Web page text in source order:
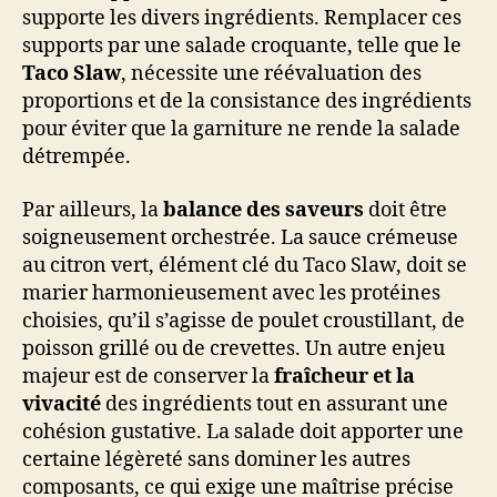
supporte les divers ingrédients. Remplacer ces
supports par une salade croquante, telle que le
Taco Slaw, nécessite une réévaluation des
proportions et de la consistance des ingrédients
pour éviter que la garniture ne rende la salade
détrempée.
Par ailleurs, labalance des saveurs doit être
soigneusement orchestrée. La sauce crémeuse
au citron vert, élément clé du Taco Slaw, doit se
marier harmonieusement avec les protéines
choisies, qu’il s’agisse de poulet croustillant, de
poisson grillé ou de crevettes. Un autre enjeu
majeur est de conserver lafraîcheur et la
vivacité des ingrédients tout en assurant une
cohésion gustative. La salade doit apporter une
certaine légèreté sans dominer les autres
composants, ce qui exige une maîtrise précise